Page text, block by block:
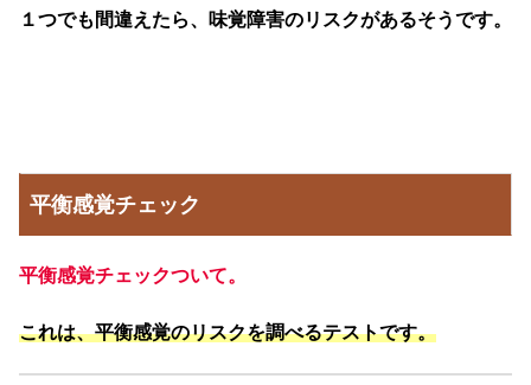
１つでも間違えたら、味覚障害のリスクがあるそうです。
平衡感覚チェック
平衡感覚チェックついて。
これは、平衡感覚のリスクを調べるテストです。